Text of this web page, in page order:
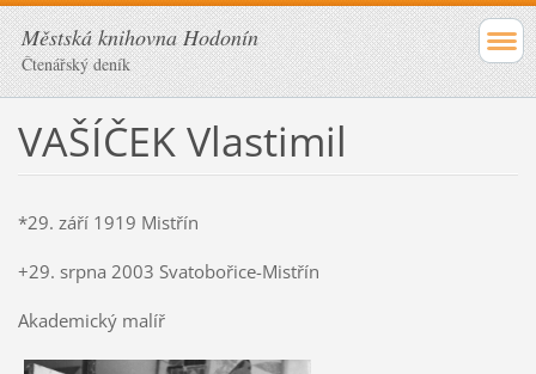
Městská knihovna Hodonín
Čtenářský deník
VAŠÍČEK Vlastimil
*29. září 1919 Mistřín
+29. srpna 2003 Svatobořice-Mistřín
Akademický malíř